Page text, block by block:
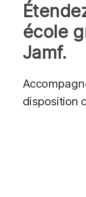
école
Jamf.
disposition